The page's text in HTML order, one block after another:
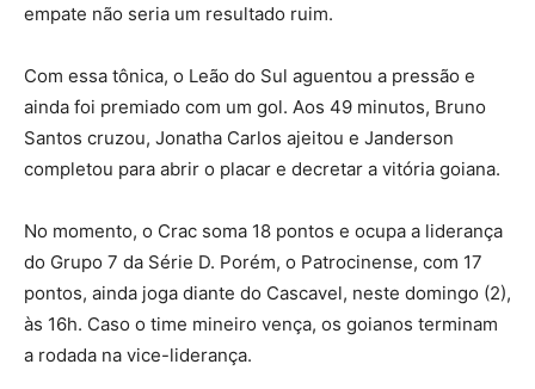
empate não seria um resultado ruim.
Com essa tônica, o Leão do Sul aguentou a pressão e
ainda foi premiado com um gol. Aos 49 minutos, Bruno
Santos cruzou, Jonatha Carlos ajeitou e Janderson
completou para abrir o placar e decretar a vitória goiana.
No momento, o Crac soma 18 pontos e ocupa a liderança
do Grupo 7 da Série D. Porém, o Patrocinense, com 17
pontos, ainda joga diante do Cascavel, neste domingo (2),
às 16h. Caso o time mineiro vença, os goianos terminam
a rodada na vice-liderança.